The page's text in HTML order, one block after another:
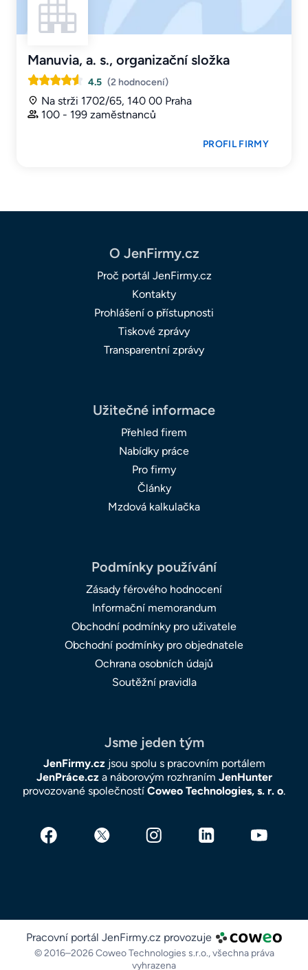
Manuvia, a. s., organizační složka
4.5 (2 hodnocení)
Na strži 1702/65, 140 00 Praha
100 - 199 zaměstnanců
PROFIL FIRMY
O JenFirmy.cz
Proč portál JenFirmy.cz
Kontakty
Prohlášení o přístupnosti
Tiskové zprávy
Transparentní zprávy
Užitečné informace
Přehled firem
Nabídky práce
Pro firmy
Články
Mzdová kalkulačka
Podmínky používání
Zásady férového hodnocení
Informační memorandum
Obchodní podmínky pro uživatele
Obchodní podmínky pro objednatele
Ochrana osobních údajů
Soutěžní pravidla
Jsme jeden tým
JenFirmy.czjsou spolu s pracovním portálem
JenPráce.cza náborovým rozhraním JenHunter
provozované společností Coweo Technologies, s. r. o.
Pracovní portál JenFirmy.cz provozuje
© 2016–2026 Coweo Technologies s.r.o.,všechna práva
vyhrazena